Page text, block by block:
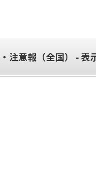
注意報（全国） - 表